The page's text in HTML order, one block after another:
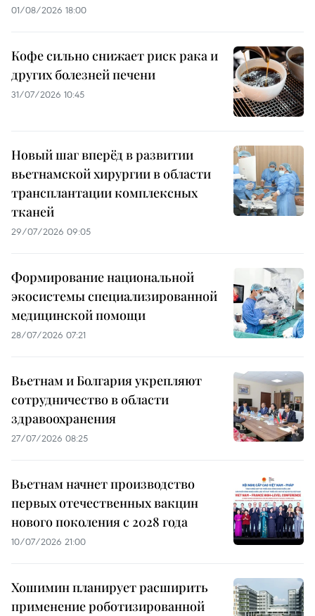
01/08/2026 18:00
Кофе сильно снижает риск рака и
других болезней печени
31/07/2026 10:45
Новый шаг вперёд в развитии
вьетнамской хирургии в области
трансплантации комплексных
тканей
29/07/2026 09:05
Формирование национальной
экосистемы специализированной
медицинской помощи
28/07/2026 07:21
Вьетнам и Болгария укрепляют
сотрудничество в области
здравоохранения
27/07/2026 08:25
Вьетнам начнет производство
первых отечественных вакцин
нового поколения с 2028 года
10/07/2026 21:00
Хошимин планирует расширить
применение роботизированной